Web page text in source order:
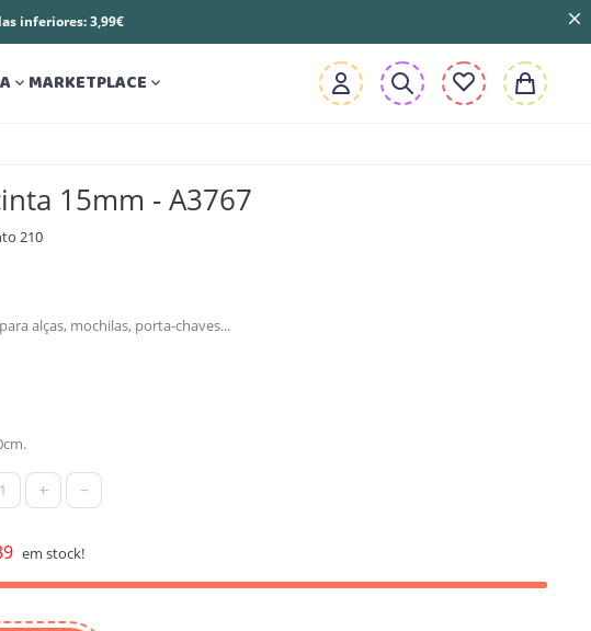
inferiores: 3,99€
 MARKETPLACE 
15mm - A3767
210
alças, mochilas, porta-chaves...
+ -
em stock!